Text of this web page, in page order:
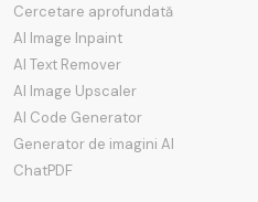
Cercetare aprofundată
AI Image Inpaint
AI Text Remover
AI Image Upscaler
AI Code Generator
Generator de imagini AI
ChatPDF